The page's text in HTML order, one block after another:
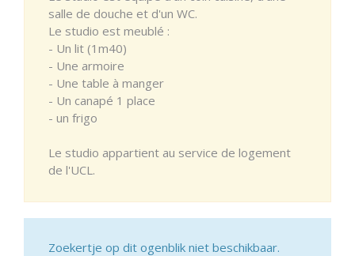
salle de douche et d'un WC.
Le studio est meublé :
- Un lit (1m40)
- Une armoire
- Une table à manger
- Un canapé 1 place
- un frigo
Le studio appartient au service de logement
de l'UCL.
Zoekertje op dit ogenblik niet beschikbaar.